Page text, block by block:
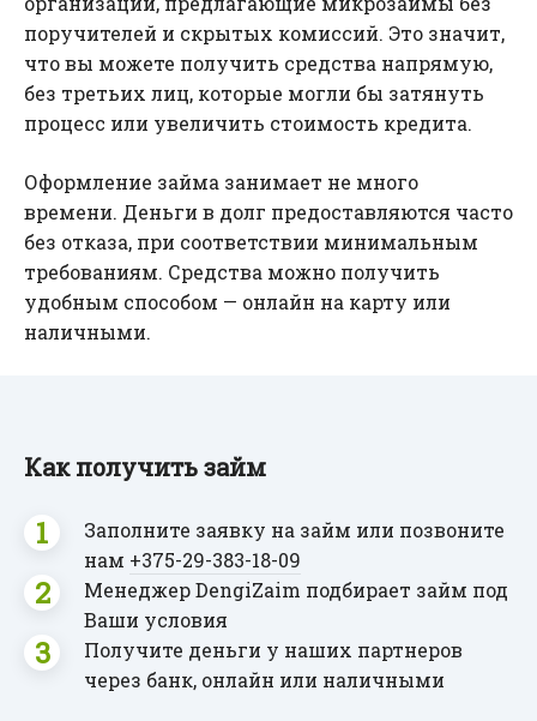
поручителей и скрытых комиссий. Это значит,
что вы можете получить средства напрямую,
без третьих лиц, которые могли бы затянуть
процесс или увеличить стоимость кредита.
Оформление займа занимает не много
времени. Деньги в долг предоставляются часто
без отказа, при соответствии минимальным
требованиям. Средства можно получить
удобным способом — онлайн на карту или
наличными.
Как получить займ
Заполните заявку на займ или позвоните
нам +375-29-383-18-09
Менеджер DengiZaim подбирает займ под
Ваши условия
Получите деньги у наших партнеров
через банк, онлайн или наличными